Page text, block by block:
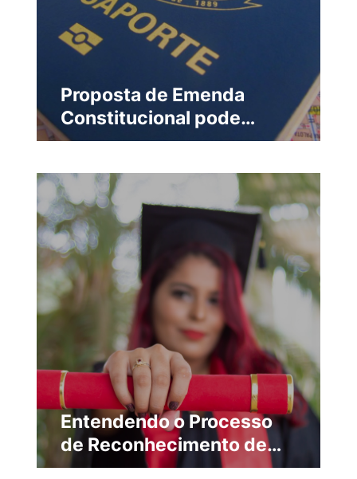
Proposta de Emenda
Constitucional pode
Impactar Brasileiros na
Cidadania
Entendendo o Processo
de Reconhecimento de
Diplomas Brasileiros no